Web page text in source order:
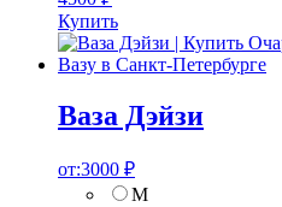
Купить
Ваза Дэйзи
от:3000 ₽
M